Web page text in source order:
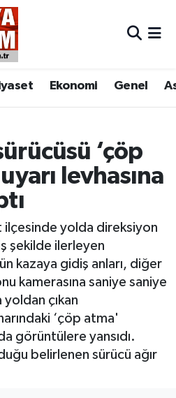
Ekonomi Genel
‘çöp
levhasına
ilçesinde yolda direksiyon
şekilde ilerleyen
kazaya gidiş anları, diğer
kamerasına saniye saniye
yoldan çıkan
‘çöp atma'
görüntülere yansıdı.
belirlenen sürücü ağır
Haritası
ve Fikstür